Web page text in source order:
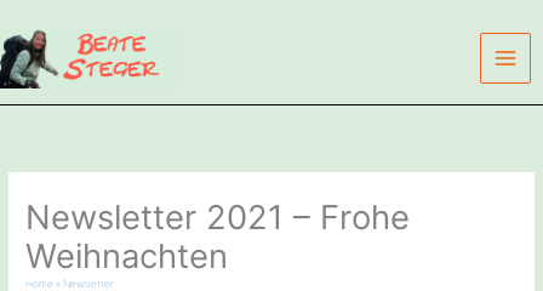
Inhalt
springen
Newsletter 2021 – Frohe
Weihnachten
Home » Newsletter